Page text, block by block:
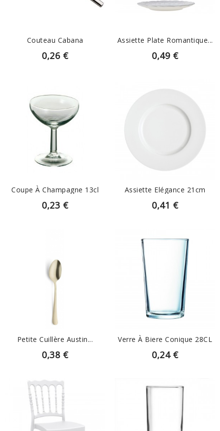
Couteau Cabana
0,26 €
Assiette Plate Romantique...
0,49 €
EN SAVOIR PLUS
Coupe À Champagne 13cl
0,23 €
EN SAVOIR PLUS
Assiette Elégance 21cm
0,41 €
EN SAVOIR PLUS
Petite Cuillère Austin...
0,38 €
EN SAVOIR PLUS
Verre À Biere Conique 28CL
0,24 €